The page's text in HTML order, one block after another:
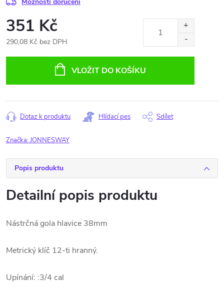
351 Kč
290,08 Kč bez DPH
VLOŽIT DO KOŠÍKU
Dotaz k produktu Hlídací pes Sdílet
Značka:JONNESWAY
Popis produktu
Detailní popis produktu
Nástrčná gola hlavice 38mm
Metrický klíč 12-ti hranný.
Upínání: :3/4 cal